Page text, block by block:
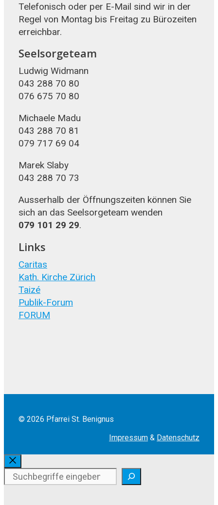
Telefonisch oder per E-Mail sind wir in der
Regel von Montag bis Freitag zu Bürozeiten
erreichbar.
Seelsorgeteam
Ludwig Widmann
043 288 70 80
076 675 70 80
Michaele Madu
043 288 70 81
079 717 69 04
Marek Slaby
043 288 70 73
Ausserhalb der Öffnungszeiten können Sie
sich an das Seelsorgeteam wenden
079 101 29 29.
Links
Caritas
Kath. Kirche Zürich
Taizé
Publik-Forum
FORUM
© 2026 Pfarrei St. Benignus
Impressum & Datenschutz
Schliessen
Suchen